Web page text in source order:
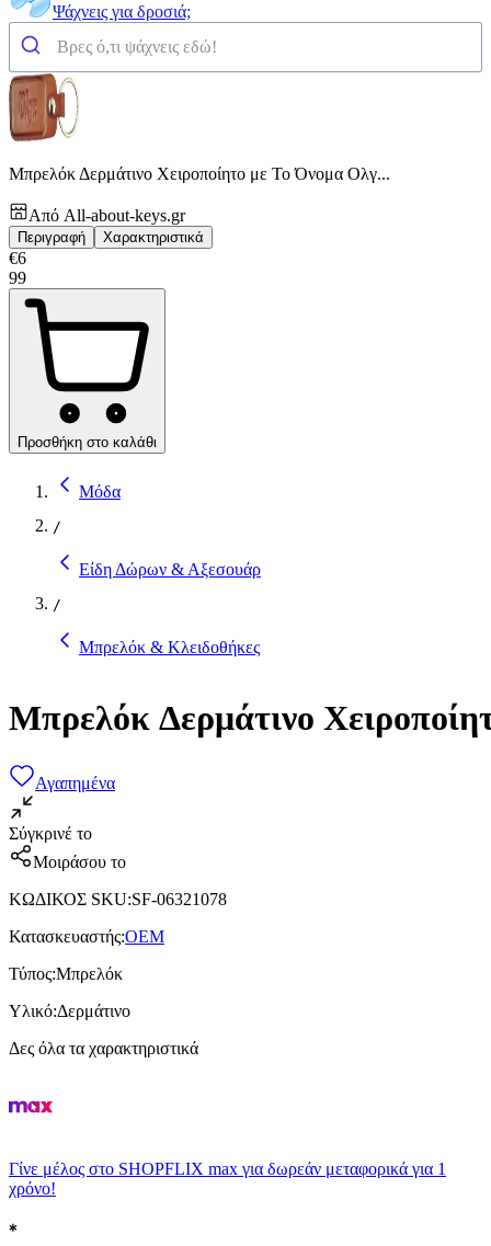
Ψάχνεις για δροσιά;
Μπρελόκ Δερμάτινο Χειροποίητο με Το Όνομα Ολγ...
Από All-about-keys.gr
Περιγραφή Χαρακτηριστικά
€6
99
Προσθήκη στο καλάθι
Μόδα
/
Είδη Δώρων & Αξεσουάρ
/
Μπρελόκ & Κλειδοθήκες
Μπρελόκ Δερμάτινο
Αγαπημένα
Σύγκρινέ το
Μοιράσου το
ΚΩΔΙΚΟΣ SKU:SF-06321078
Κατασκευαστής:OEM
Τύπος:Μπρελόκ
Υλικό:Δερμάτινο
Δες όλα τα χαρακτηριστικά
Γίνε μέλος στο SHOPFLIX max για δωρεάν μεταφορικά για 1
χρόνο!